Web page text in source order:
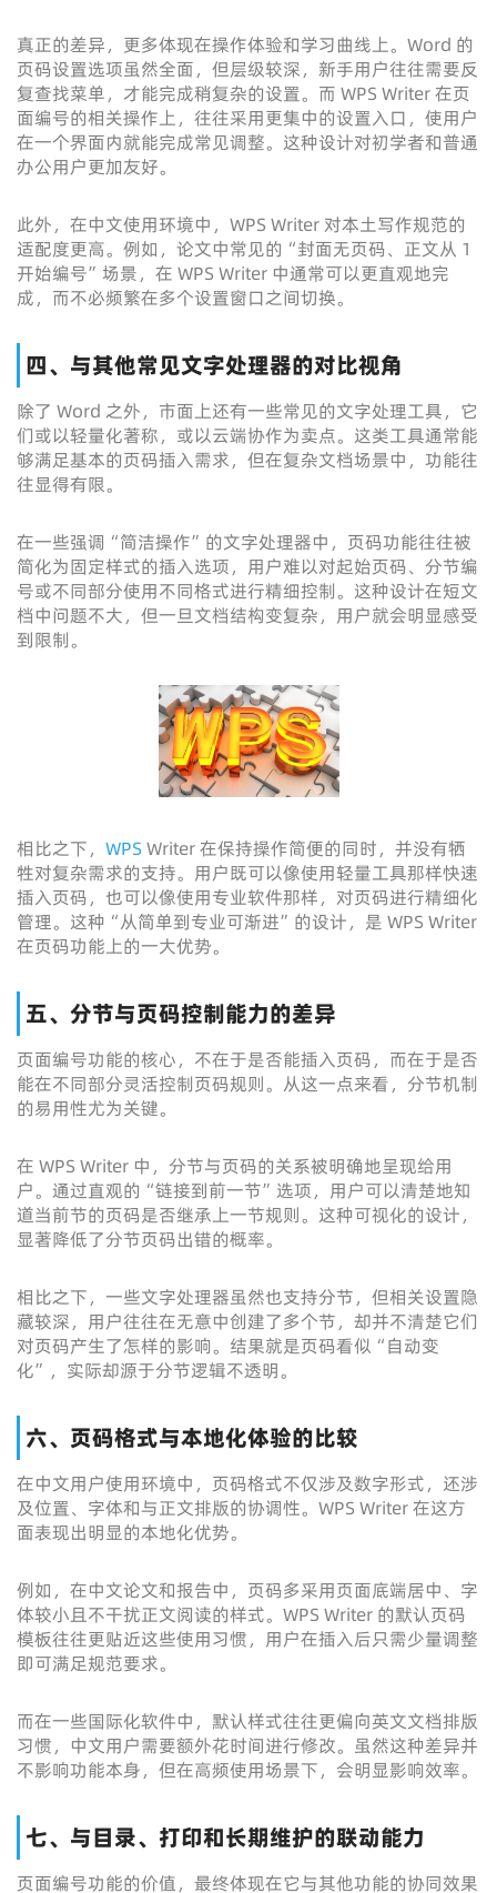
真正的差异，更多体现在操作体验和学习曲线上。Word 的
页码设置选项虽然全面，但层级较深，新手用户往往需要反
复查找菜单，才能完成稍复杂的设置。而 WPS Writer 在页
面编号的相关操作上，往往采用更集中的设置入口，使用户
在一个界面内就能完成常见调整。这种设计对初学者和普通
办公用户更加友好。
此外，在中文使用环境中，WPS Writer 对本土写作规范的
适配度更高。例如，论文中常见的“封面无页码、正文从 1
开始编号”场景，在 WPS Writer 中通常可以更直观地完
成，而不必频繁在多个设置窗口之间切换。
四、与其他常见文字处理器的对比视角
除了 Word 之外，市面上还有一些常见的文字处理工具，它
们或以轻量化著称，或以云端协作为卖点。这类工具通常能
够满足基本的页码插入需求，但在复杂文档场景中，功能往
往显得有限。
在一些强调“简洁操作”的文字处理器中，页码功能往往被
简化为固定样式的插入选项，用户难以对起始页码、分节编
号或不同部分使用不同格式进行精细控制。这种设计在短文
档中问题不大，但一旦文档结构变复杂，用户就会明显感受
到限制。
相比之下， WPS Writer 在保持操作简便的同时，并没有牺
牲对复杂需求的支持。用户既可以像使用轻量工具那样快速
插入页码，也可以像使用专业软件那样，对页码进行精细化
管理。这种“从简单到专业可渐进”的设计，是 WPS Writer
在页码功能上的一大优势。
五、分节与页码控制能力的差异
页面编号功能的核心，不在于是否能插入页码，而在于是否
能在不同部分灵活控制页码规则。从这一点来看，分节机制
的易用性尤为关键。
在 WPS Writer 中，分节与页码的关系被明确地呈现给用
户。通过直观的“链接到前一节”选项，用户可以清楚地知
道当前节的页码是否继承上一节规则。这种可视化的设计，
显著降低了分节页码出错的概率。
相比之下，一些文字处理器虽然也支持分节，但相关设置隐
藏较深，用户往往在无意中创建了多个节，却并不清楚它们
对页码产生了怎样的影响。结果就是页码看似“自动变
化”，实际却源于分节逻辑不透明。
六、页码格式与本地化体验的比较
在中文用户使用环境中，页码格式不仅涉及数字形式，还涉
及位置、字体和与正文排版的协调性。WPS Writer 在这方
面表现出明显的本地化优势。
例如，在中文论文和报告中，页码多采用页面底端居中、字
体较小且不干扰正文阅读的样式。WPS Writer 的默认页码
模板往往更贴近这些使用习惯，用户在插入后只需少量调整
即可满足规范要求。
而在一些国际化软件中，默认样式往往更偏向英文文档排版
习惯，中文用户需要额外花时间进行修改。虽然这种差异并
不影响功能本身，但在高频使用场景下，会明显影响效率。
七、与目录、打印和长期维护的联动能力
页面编号功能的价值，最终体现在它与其他功能的协同效果